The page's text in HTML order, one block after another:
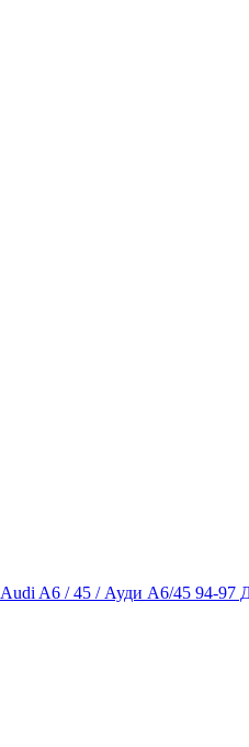
Audi A6 / 45 / Ауди А6/45 94-97